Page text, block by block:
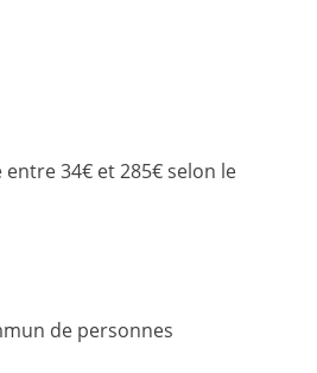
34€ et 285€ selon le
de personnes